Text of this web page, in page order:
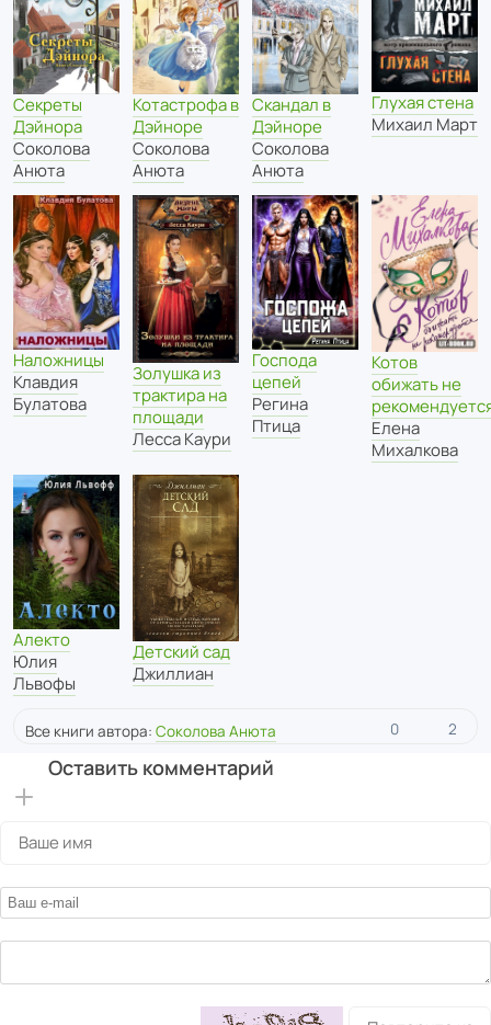
Секреты
Дэйнора
Соколова
Анюта
Котастрофа в
Дэйноре
Соколова
Анюта
Скандал в
Дэйноре
Соколова
Анюта
Глухая стена
Михаил Март
Наложницы
Клавдия
Булатова
Золушка из
трактира на
площади
Лесса Каури
Господа
цепей
Регина
Птица
Котов
обижать не
Елена
Михалкова
Алекто
Юлия
Львофы
Детский сад
Джиллиан
Все книги автора: Соколова Анюта 0 2
Оставить комментарий